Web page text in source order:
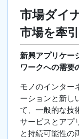
市場ダイ
市場を牽
新興アプリケー
ワークへの需要
モノのインター
ーションと新し
て、一般的な技
サービスとアプ
と持続可能性の